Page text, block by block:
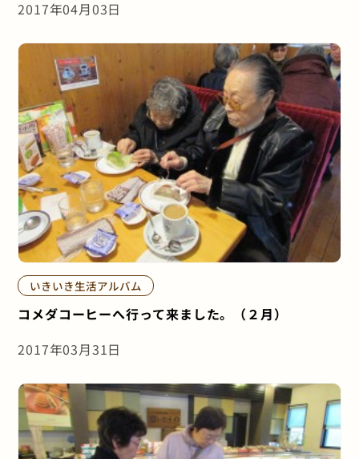
2017年04月03日
いきいき生活アルバム
コメダコーヒーへ行って来ました。（２月）
2017年03月31日